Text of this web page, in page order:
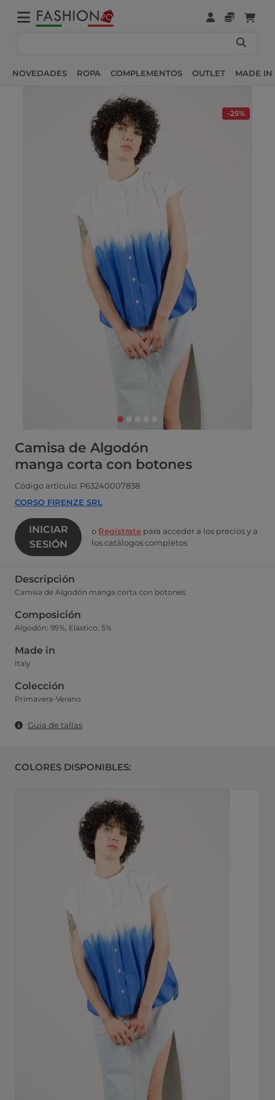
NOVEDADES ROPA COMPLEMENTOS OUTLET MADE IN
-25%
Camisa de Algodón
manga corta con botones
Código artículo: P63240007838
CORSO FIRENZE SRL
INICIAR
SESIÓN
o Regístrate para acceder a los precios y a
los catálogos completos
Descripción
Camisa de Algodón manga corta con botones
Composición
Algodón: 95%, Elástico: 5%
Made in
Italy
Colección
Primavera-Verano
Guía de tallas
COLORES DISPONIBLES: